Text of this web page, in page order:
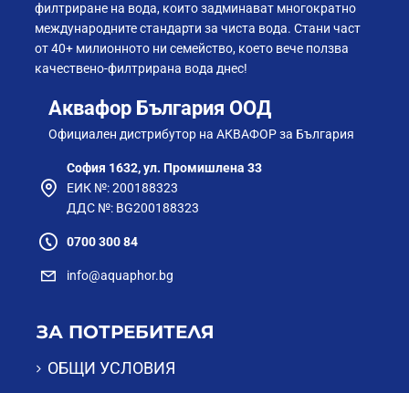
филтриране на вода, които задминават многократно
международните стандарти за чиста вода. Стани част
от 40+ милионното ни семейство, което вече ползва
качествено-филтрирана вода днес!
Аквафор България ООД
Официален дистрибутор на АКВАФОР за България
София 1632, ул. Промишлена 33
ЕИК №: 200188323
ДДС №: BG200188323
0700 300 84
info@aquaphor.bg
ЗА ПОТРЕБИТЕЛЯ
ОБЩИ УСЛОВИЯ